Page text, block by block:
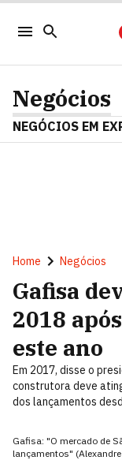
Negócios
NEGÓCIOS EM
Home Negócios
Gafisa
2018
este ano
Em 2017, disse o
construtora deve
dos lançamentos
Gafisa: "O mercado de
lançamentos"